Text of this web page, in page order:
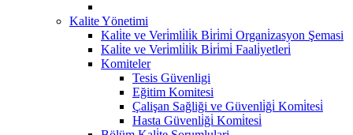
Kalite Yönetimi
Kali̇te ve Veri̇mli̇li̇k Bi̇ri̇mi̇ Organi̇zasyon Şemasi
Kali̇te ve Veri̇mli̇li̇k Bi̇ri̇mi̇ Faali̇yetleri̇
Komiteler
Tesis Güvenligi
Eğitim Komitesi
Çalişan Sağliği ve Güvenli̇ği̇ Komi̇tesi̇
Hasta Güvenli̇ği̇ Komi̇tesi̇